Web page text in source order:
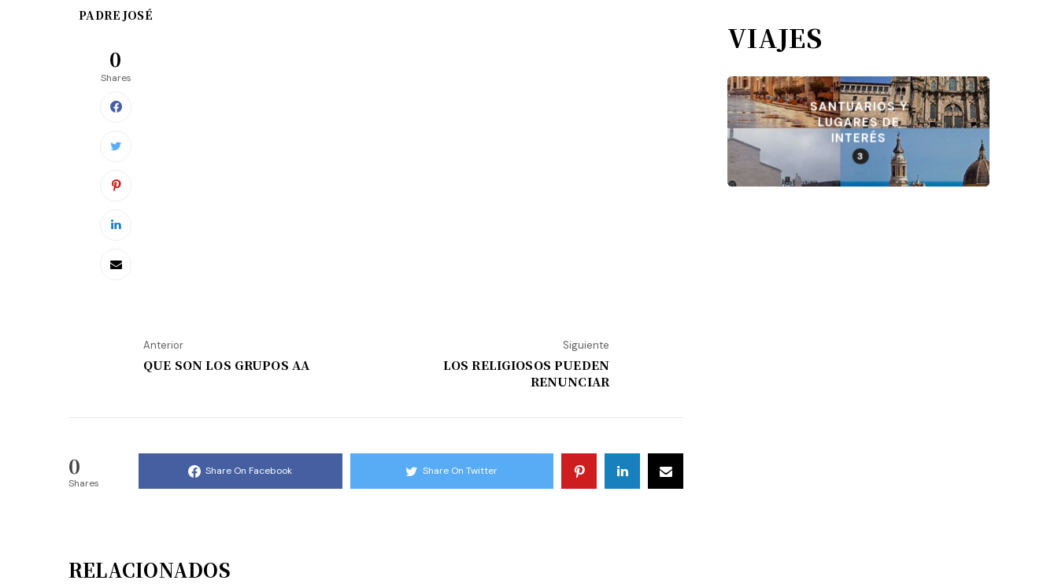
PADRE JOSÉ
0
Shares
Anterior
QUE SON LOS GRUPOS AA
Siguiente
LOS RELIGIOSOS PUEDEN
RENUNCIAR
0
Shares
Share On Facebook Share On Twitter
RELACIONADOS
VIAJES
SANTUARIOS Y
LUGARES DE
INTERÉS
3